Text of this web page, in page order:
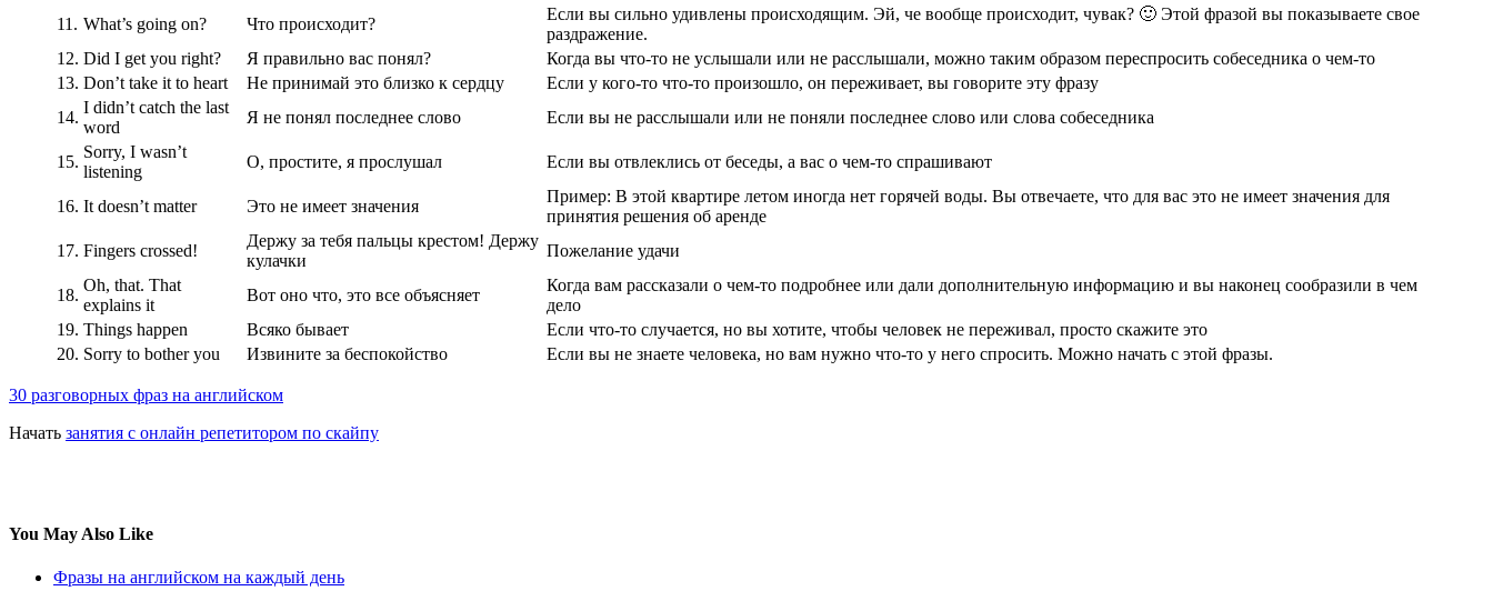
11. What’s going on? Что происходит?
Если вы сильно удивлены происходящим. Эй, че вообще происходит, чувак? 🙂 Этой фразой вы показываете свое
раздражение.
12. Did I get you right? Я правильно вас понял?
Когда вы что-то не услышали или не расслышали, можно таким образом переспросить собеседника о чем-то
13. Don’t take it to heart Не принимай это близко к сердцу
Если у кого-то что-то произошло, он переживает, вы говорите эту фразу
14.
I didn’t catch the last
word
Я не понял последнее слово Если вы не расслышали или не поняли последнее слово или слова собеседника
15.
Sorry, I wasn’t
listening
О, простите, я прослушал Если вы отвлеклись от беседы, а вас о чем-то спрашивают
16. It doesn’t matter Это не имеет значения
Пример: В этой квартире летом иногда нет горячей воды. Вы отвечаете, что для вас это не имеет значения для
принятия решения об аренде
17. Fingers crossed!
Держу за тебя пальцы крестом! Держу
кулачки
Пожелание удачи
18.
Oh, that. That
explains it
Вот оно что, это все объясняет
Когда вам рассказали о чем-то подробнее или дали дополнительную информацию и вы наконец сообразили в чем
дело
19. Things happen Всяко бывает
Если что-то случается, но вы хотите, чтобы человек не переживал, просто скажите это
20. Sorry to bother you Извините за беспокойство Если вы не знаете человека, но вам нужно что-то у него спросить. Можно начать с этой фразы.
30 разговорных фраз на английском
Начать занятия с онлайн репетитором по скайпу
You May Also Like
Фразы на английском на каждый день